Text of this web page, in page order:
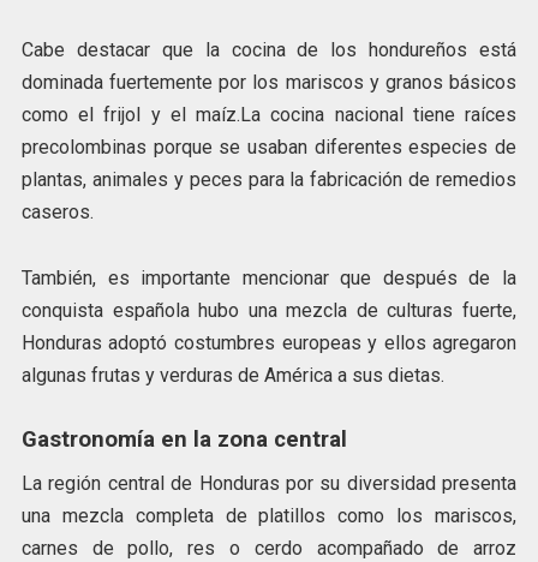
Cabe destacar que la cocina de los hondureños está
dominada fuertemente por los mariscos y granos básicos
como el frijol y el maíz.La cocina nacional tiene raíces
precolombinas porque se usaban diferentes especies de
plantas, animales y peces para la fabricación de remedios
caseros.
También, es importante mencionar que después de la
conquista española hubo una mezcla de culturas fuerte,
Honduras adoptó costumbres europeas y ellos agregaron
algunas frutas y verduras de América a sus dietas.
Gastronomía en la zona central
La región central de Honduras por su diversidad presenta
una mezcla completa de platillos como los mariscos,
carnes de pollo, res o cerdo acompañado de arroz